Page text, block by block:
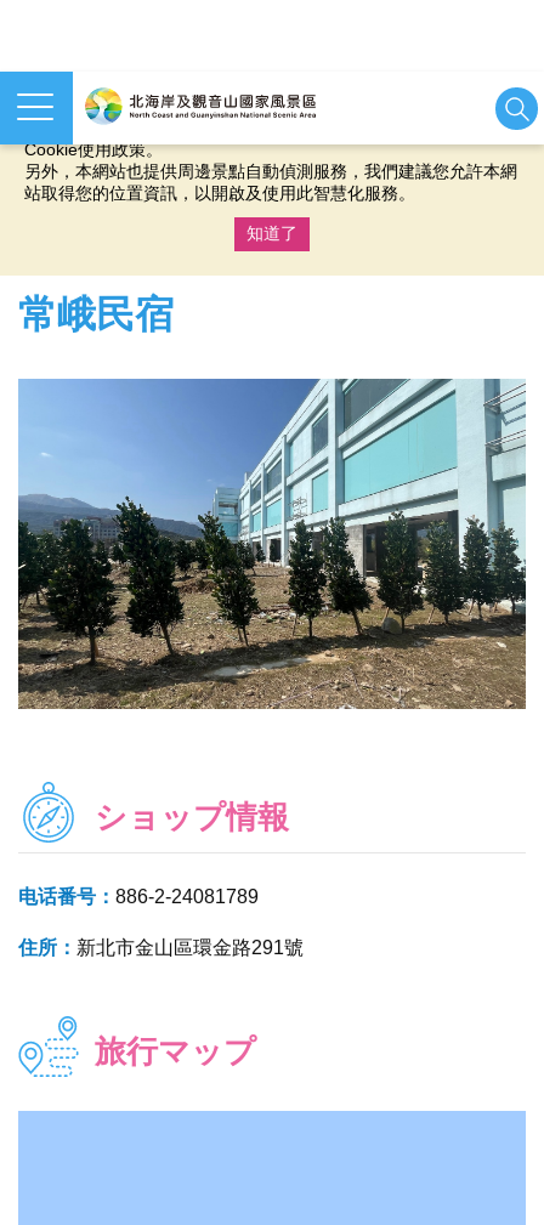
本網站使用cookies等相關技術以持續優化網站服務，並有助於為
您提供更佳的體驗，當您繼續使用本網站即表示您同意我們的
Cookie使用政策。
另外，本網站也提供周邊景點自動偵測服務，我們建議您允許本網
站取得您的位置資訊，以開啟及使用此智慧化服務。
知道了
常峨民宿
ショップ情報
电话番号： 886-2-24081789
住所： 新北市金山區環金路291號
旅行マップ